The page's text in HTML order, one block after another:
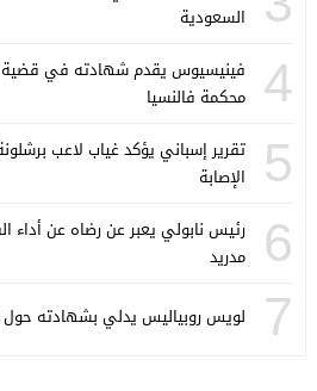
السعودية
4
فينيسيوس يقدم شهادته في قضية
محكمة فالنسيا
5
تقرير إسباني يؤكد غياب لاعب
الإصابة
6
رئيس نابولي يعبر عن رضاه عن أداء
مدريد
7 لويس روبياليس يدلي بشهادته حول